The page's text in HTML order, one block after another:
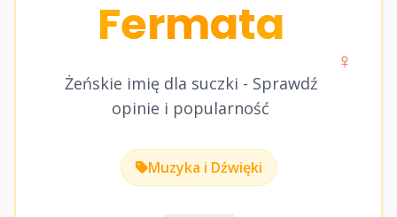
Fermata
Żeńskie imię dla suczki - Sprawdź
opinie i popularność
♀
Muzyka i Dźwięki